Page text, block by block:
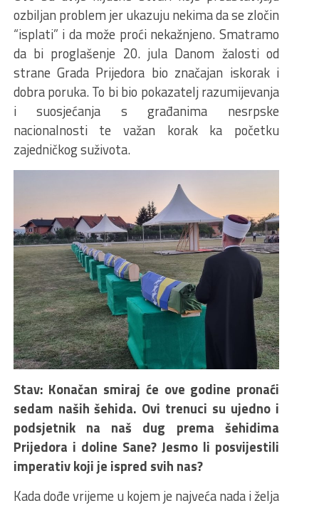
ozbiljan problem jer ukazuju nekima da se zločin
“isplati” i da može proći nekažnjeno. Smatramo
da bi proglašenje 20. jula Danom žalosti od
strane Grada Prijedora bio značajan iskorak i
dobra poruka. To bi bio pokazatelj razumijevanja
i suosjećanja s građanima nesrpske
nacionalnosti te važan korak ka početku
zajedničkog suživota.
Stav: Konačan smiraj će ove godine pronaći
sedam naših šehida. Ovi trenuci su ujedno i
podsjetnik na naš dug prema šehidima
Prijedora i doline Sane? Jesmo li posvijestili
imperativ koji je ispred svih nas?
Kada dođe vrijeme u kojem je najveća nada i želja